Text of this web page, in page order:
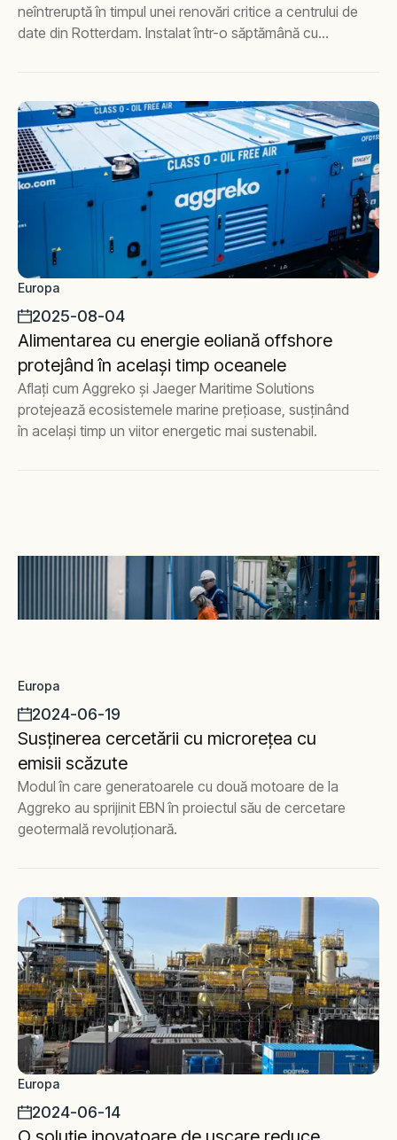
neîntreruptă în timpul unei renovări critice a centrului de
date din Rotterdam. Instalat într-o săptămână cu
Europa
2025-08-04
Alimentarea cu energie eoliană offshore
protejând în același timp oceanele
Aflați cum Aggreko și Jaeger Maritime Solutions
protejează ecosistemele marine prețioase, susținând
în același timp un viitor energetic mai sustenabil.
Europa
2024-06-19
Susținerea cercetării cu microrețea cu
emisii scăzute
Modul în care generatoarele cu două motoare de la
Aggreko au sprijinit EBN în proiectul său de cercetare
geotermală revoluționară.
Europa
2024-06-14